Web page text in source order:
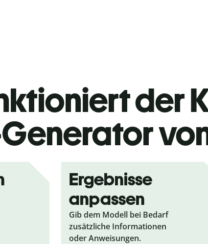
der
Ergebnisse
anpassen
Gib dem Modell bei Bedarf
zusätzliche Informationen
oder Anweisungen.